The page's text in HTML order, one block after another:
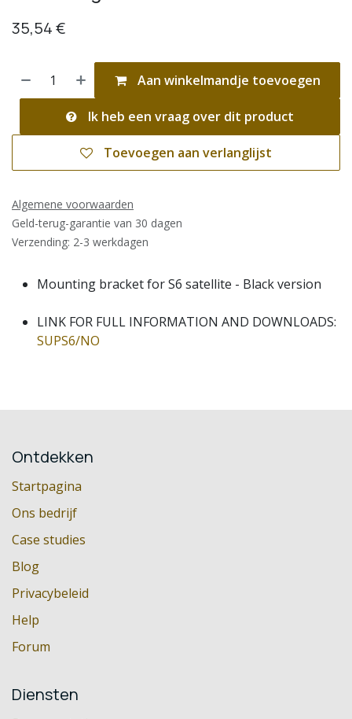
35,54€
Aan winkelmandje toevoegen
Ik heb een vraag over dit product
Toevoegen aan verlanglijst
Algemene voorwaarden
Geld-terug-garantie van 30 dagen
Verzending: 2-3 werkdagen
Mounting bracket for S6 satellite - Black version
LINK FOR FULL INFORMATION AND DOWNLOADS:
SUPS6/NO
Ontdekken
Startpagina
Ons bedrijf
Case studies
Blog
Privacybeleid
Help
Forum
Diensten